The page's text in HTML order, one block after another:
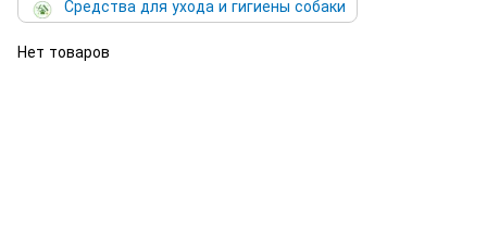
Средства для ухода и гигиены собаки
Нет товаров